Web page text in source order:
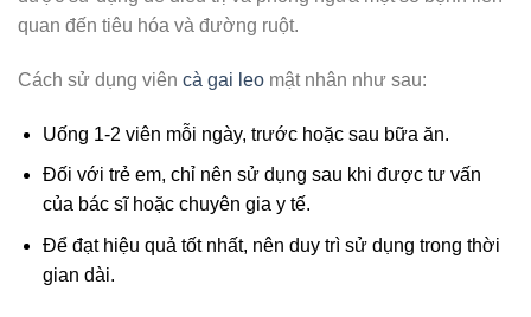
quan đến tiêu hóa và đường ruột.
Cách sử dụng viên cà gai leo mật nhân như sau:
Uống 1-2 viên mỗi ngày, trước hoặc sau bữa ăn.
Đối với trẻ em, chỉ nên sử dụng sau khi được tư vấn
của bác sĩ hoặc chuyên gia y tế.
Để đạt hiệu quả tốt nhất, nên duy trì sử dụng trong thời
gian dài.